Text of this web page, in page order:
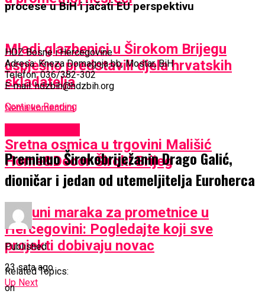
Mladi glazbenici u Širokom Brijegu
uspješno predstavili djela hrvatskih
skladatelja
Nema komentara
Sretna osmica u trgovini Mališić
Home&Decor Široki Brijeg
Milijuni maraka za prometnice u
Hercegovini: Pogledajte koji sve
projekti dobivaju novac
Related Topics:
Up Next
procese u BiH i jačati EU perspektivu
HDZ Bosne i Hercegovine
Adresa: Kneza Domagoja bb, Mostar, BiH
Telefon: 036/382-302
E-mail: hdzbih@hdzbih.org
Continue Reading
Preminuo Širokobriježanin Drago Galić,
dioničar i jedan od utemeljitelja Euroherca
Published
23 sata ago
on